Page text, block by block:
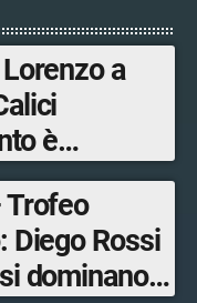
a
è
Trofeo
Diego Rossi
dominano